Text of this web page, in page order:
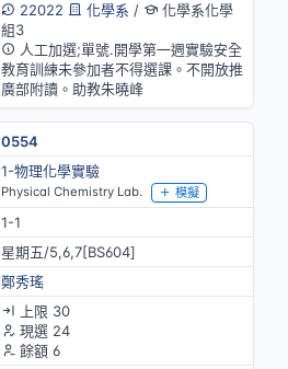
22022
化學系 /
化學系化學
組3
人工加選;單號.開學第一週實驗安全
教育訓練未參加者不得選課。不開放推
廣部附讀。助教朱曉峰
0554
1-物理化學實驗
Physical Chemistry Lab. 模擬
1-1
星期五/5,6,7[BS604]
鄭秀瑤
上限 30
現選 24
餘額 6